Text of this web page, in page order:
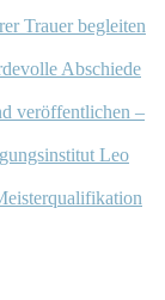
Trauer begleiten
Abschiede
veröffentlichen –
Leo